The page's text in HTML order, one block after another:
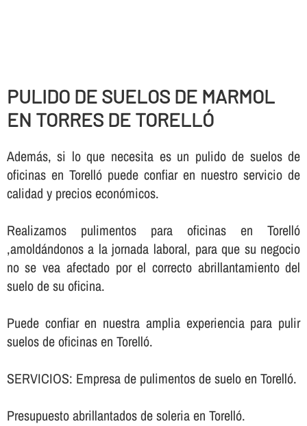
PULIDO DE SUELOS DE MARMOL
EN TORRES DE TORELLÓ
Además, si lo que necesita es un pulido de suelos de
oficinas en Torelló puede confiar en nuestro servicio de
calidad y precios económicos.
Realizamos pulimentos para oficinas en Torelló
,amoldándonos a la jornada laboral, para que su negocio
no se vea afectado por el correcto abrillantamiento del
suelo de su oficina.
Puede confiar en nuestra amplia experiencia para pulir
suelos de oficinas en Torelló.
SERVICIOS: Empresa de pulimentos de suelo en Torelló.
Presupuesto abrillantados de soleria en Torelló.